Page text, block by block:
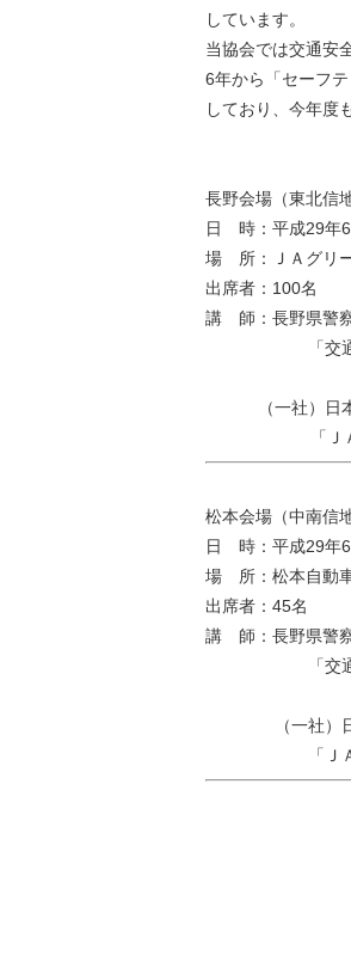
しています。
当協会では交通安
6年から「セーフ
しており、今年度
長野会場（東北信
日 時：平成29年
場 所：ＪＡグリ
出席者：100名
講 師：長野県
「交通事
（一社）日
「ＪＡ
松本会場（中南信
日 時：平成29年
場 所：松本自動
出席者：45名
講 師：長野県
「交通事
（一社）日
「ＪＡＦ